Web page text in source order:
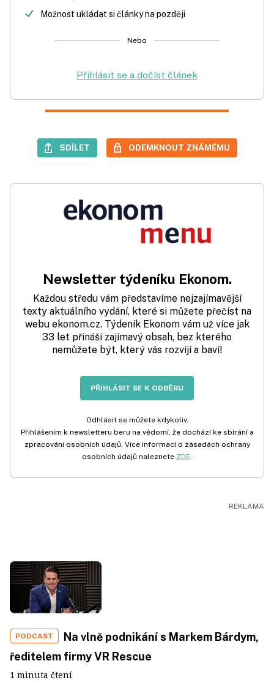
Možnost ukládat si články na později
Nebo
Přihlásit se a dočíst článek
SDÍLET ODEMKNOUT ZNÁMÉMU
Newsletter týdeníku Ekonom.
Každou středu vám představíme nejzajímavější
texty aktuálního vydání, které si můžete přečíst na
webu ekonom.cz. Týdeník Ekonom vám už více jak
33 let přináší zajímavý obsah, bez kterého
nemůžete být, který vás rozvíjí a baví!
PŘIHLÁSIT SE K ODBĚRU
Odhlásit se můžete kdykoliv.
Přihlášením k newsletteru beru na vědomí, že dochází ke sbírání a
zpracování osobních údajů. Více informací o zásadách ochrany
osobních údajů naleznete ZDE.
PODCAST
Na vlně podnikání s Markem Bárdym,
ředitelem firmy VR Rescue
1 minuta čtení